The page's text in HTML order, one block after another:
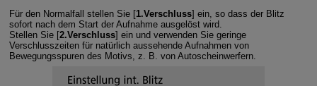
Für den Normalfall stellen Sie [1.Verschluss] ein, so dass der Blitz
sofort nach dem Start der Aufnahme ausgelöst wird.
Stellen Sie [2.Verschluss] ein und verwenden Sie geringe
Verschlusszeiten für natürlich aussehende Aufnahmen von
Bewegungsspuren des Motivs, z. B. von Autoscheinwerfern.